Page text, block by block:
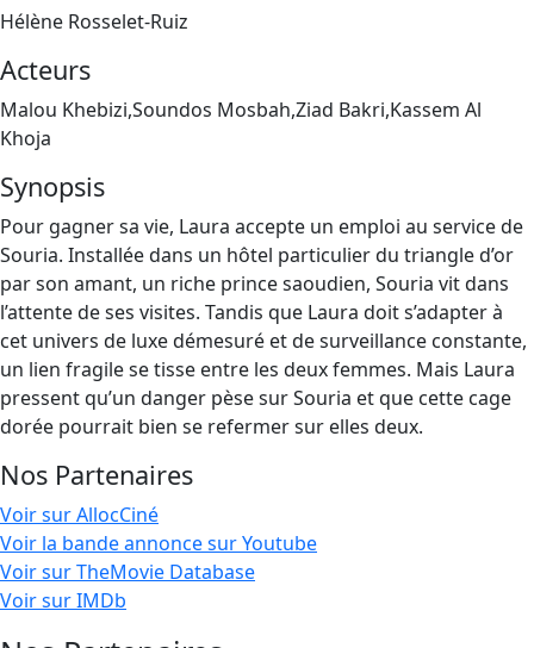
Hélène Rosselet-Ruiz
Acteurs
Malou Khebizi,Soundos Mosbah,Ziad Bakri,Kassem Al
Khoja
Synopsis
Pour gagner sa vie, Laura accepte un emploi au service de
Souria. Installée dans un hôtel particulier du triangle d’or
par son amant, un riche prince saoudien, Souria vit dans
l’attente de ses visites. Tandis que Laura doit s’adapter à
cet univers de luxe démesuré et de surveillance constante,
un lien fragile se tisse entre les deux femmes. Mais Laura
pressent qu’un danger pèse sur Souria et que cette cage
dorée pourrait bien se refermer sur elles deux.
Nos Partenaires
Voir sur AllocCiné
Voir la bande annonce sur Youtube
Voir sur TheMovie Database
Voir sur IMDb